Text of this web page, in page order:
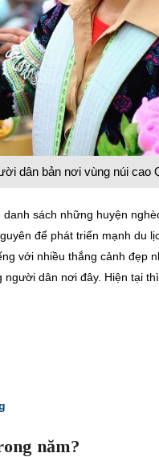
dân bản nơi vùng núi cao
sách những huyện
để phát triển mạnh du
với nhiều thắng cảnh đẹp
dân nơi đây. Hiện tại
năm?